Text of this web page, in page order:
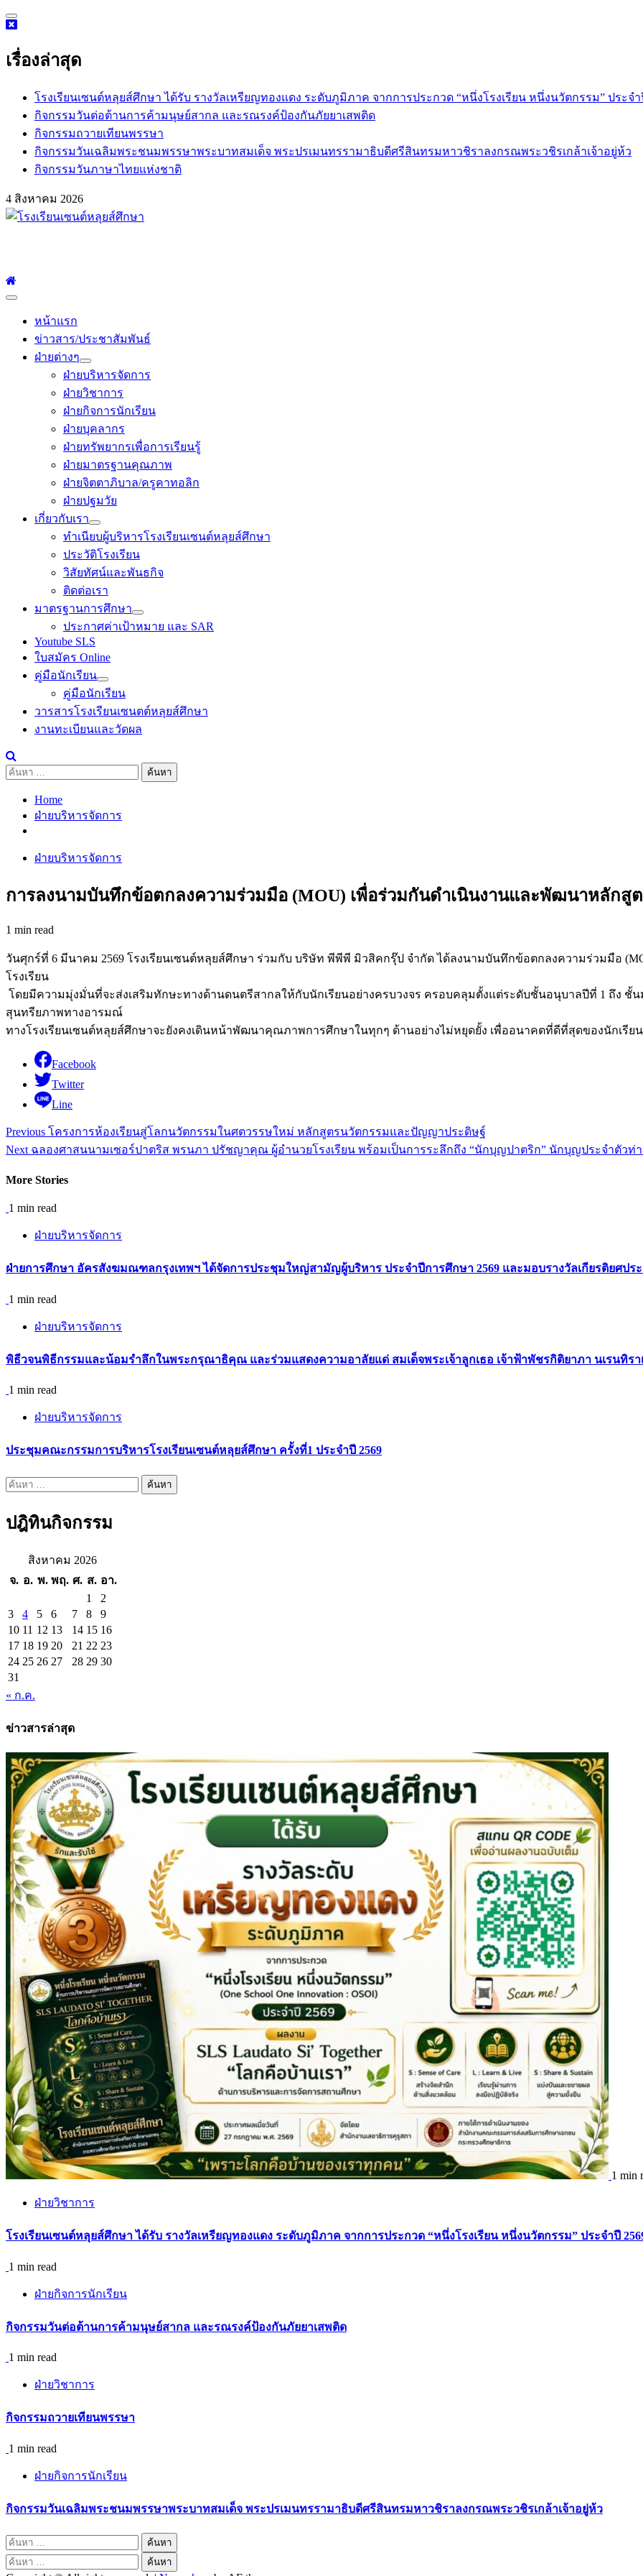
Skip
to
เรื่องล่าสุด
โรงเรียนเซนต์หลุยส์ศึกษา ได้รับ รางวัลเหรียญทองแดง ระดับภูมิภาค จากการประกวด “หนึ่งโรงเรียน หนึ่งนวัตกรรม” ประจำ
กิจกรรม​วันต่อต้านการค้ามนุษย์สากล และรณรงค์ป้องกันภัยยาเสพติด
กิจกรรมถวายเทียนพรรษา
กิจกรรมวันเฉลิมพระชนมพรรษาพระบาทสมเด็จ พระปรเมนทรรามาธิบดีศรีสินทรมหาวชิราลงกรณพระวชิรเกล้าเจ้าอยู่ห้ว
กิจกรรมวันภาษาไทยแห่งชาติ
4 สิงหาคม 2026
Primary
หน้าแรก
ข่าวสาร/ประชาสัมพันธ์
ฝ่ายต่างๆ
ฝ่ายบริหารจัดการ
ฝ่ายวิชาการ
ฝ่ายกิจการนักเรียน
ฝ่ายบุคลากร
ฝ่ายทรัพยากรเพื่อการเรียนรู้
ฝ่ายมาตรฐานคุณภาพ
ฝ่ายจิตตาภิบาล/ครูคาทอลิก
ฝ่ายปฐมวัย
เกี่ยวกับเรา
ทำเนียบผู้บริหารโรงเรียนเซนต์หลุยส์ศึกษา
ประวัติโรงเรียน
วิสัยทัศน์และพันธกิจ
ติดต่อเรา
มาตรฐานการศึกษา
ประกาศค่าเป้าหมาย และ SAR
Youtube SLS
ใบสมัคร Online
คู่มือนักเรียน
คู่มือนักเรียน
วารสารโรงเรียนเซนตต์หลุยส์ศึกษา
งานทะเบียนและวัดผล
ค้นหา
Home
ฝ่ายบริหารจัดการ
ฝ่ายบริหารจัดการ
การลงนามบันทึกข้อตกลงความร่วมมือ (MOU) เพื่อร่วมกันดำเนินงานและพัฒนาหลักสู
1 min read
วันศุกร์ที่ 6 มีนาคม 2569 โรงเรียนเซนต์หลุยส์ศึกษา ร่วมกับ บริษัท พีพีพี มิวสิคกรุ๊ป จำกัด ได้ลงนามบันทึกข้อตกลงความร่วมมือ
โรงเรียน
โดยมีความมุ่งมั่นที่จะส่งเสริมทักษะทางด้านดนตรีสากลให้กับนักเรียนอย่างครบวงจร ครอบคลุมตั้งแต่ระดับชั้นอนุบาลปีที่ 1 ถึง ชั้
สุนทรียภาพทางอารมณ์
ทางโรงเรียนเซนต์หลุยส์ศึกษาจะยังคงเดินหน้าพัฒนาคุณภาพการศึกษาในทุกๆ ด้านอย่างไม่หยุดยั้ง เพื่ออนาคตที่ดีที่สุดของนักเรีย
Facebook
Twitter
Line
Continue
Reading
Previous โครงการห้องเรียนสู่โลกนวัตกรรมในศตวรรษใหม่ หลักสูตรนวัตกรรมและปัญญาประดิษฐ์
Next ฉลองศาสนนามเซอร์ปาตริส พรนภา ปรัชญาคุณ ผู้อำนวยโรงเรียน พร้อมเป็นการระลึกถึง “นักบุญปาตริก” นักบุญประจำตัวท่
More Stories
1 min read
ฝ่ายบริหารจัดการ
ฝ่ายการศึกษา อัครสังฆมณฑลกรุงเทพฯ ได้จัดการประชุมใหญ่สามัญผู้บริหาร ประจำปีการศึกษา 2569 และมอบรางวัลเกียรติยศประ
1 min read
ฝ่ายบริหารจัดการ
พิธีวจนพิธีกรรมและน้อมรำลึกในพระกรุณาธิคุณ และร่วมแสดงความอาลัยแด่ สมเด็จพระเจ้าลูกเธอ เจ้าฟ้าพัชรกิติยาภา นเรนทิ
1 min read
ฝ่ายบริหารจัดการ
ประชุมคณะกรรมการบริหารโรงเรียนเซนต์หลุยส์ศึกษา ครั้งที่1 ประจำปี 2569
ค้นหา
ปฎิทินกิจกรรม
สิงหาคม 2026
จ. อ. พ. พฤ. ศ. ส. อา.
1
2
3
4 5 6 7 8
9
10 11 12 13 14 15 16
17 18 19 20 21 22 23
24 25 26 27 28 29 30
31
« ก.ค.
ข่าวสารล่าสุด
1 min
ฝ่ายวิชาการ
โรงเรียนเซนต์หลุยส์ศึกษา ได้รับ รางวัลเหรียญทองแดง ระดับภูมิภาค จากการประกวด “หนึ่งโรงเรียน หนึ่งนวัตกรรม” ประจำปี
1 min read
ฝ่ายกิจการนักเรียน
กิจกรรม​วันต่อต้านการค้ามนุษย์สากล และรณรงค์ป้องกันภัยยาเสพติด
1 min read
ฝ่ายวิชาการ
กิจกรรมถวายเทียนพรรษา
1 min read
ฝ่ายกิจการนักเรียน
กิจกรรมวันเฉลิมพระชนมพรรษาพระบาทสมเด็จ พระปรเมนทรรามาธิบดีศรีสินทรมหาวชิราลงกรณพระวชิรเกล้าเจ้าอยู่ห้ว
ค้นหา
สำหรับ:
ค้นหา